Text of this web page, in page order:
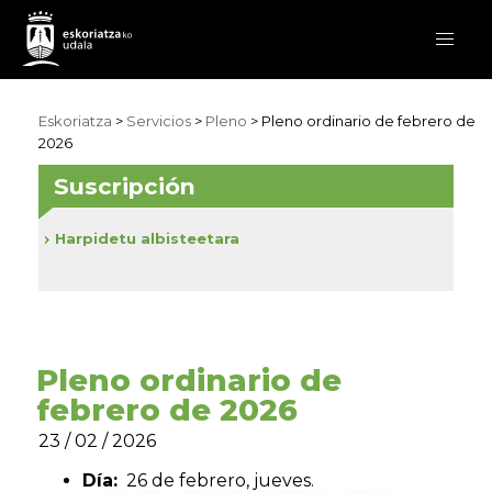
Eskoriatza > Servicios > Pleno > Pleno ordinario de febrero de
2026
Pleno ordinario de
febrero de 2026
23 / 02 / 2026
Día: 26 de febrero, jueves.
Suscripción
Harpidetu albisteetara